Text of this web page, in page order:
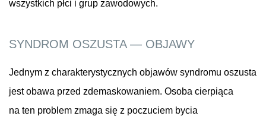
wszystkich płci i grup zawodowych.
SYNDROM OSZUSTA — OBJAWY
Jednym z charakterystycznych objawów syndromu oszusta
jest obawa przed zdemaskowaniem. Osoba cierpiąca
na ten problem zmaga się z poczuciem bycia